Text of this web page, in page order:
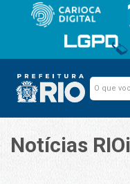
Notícias